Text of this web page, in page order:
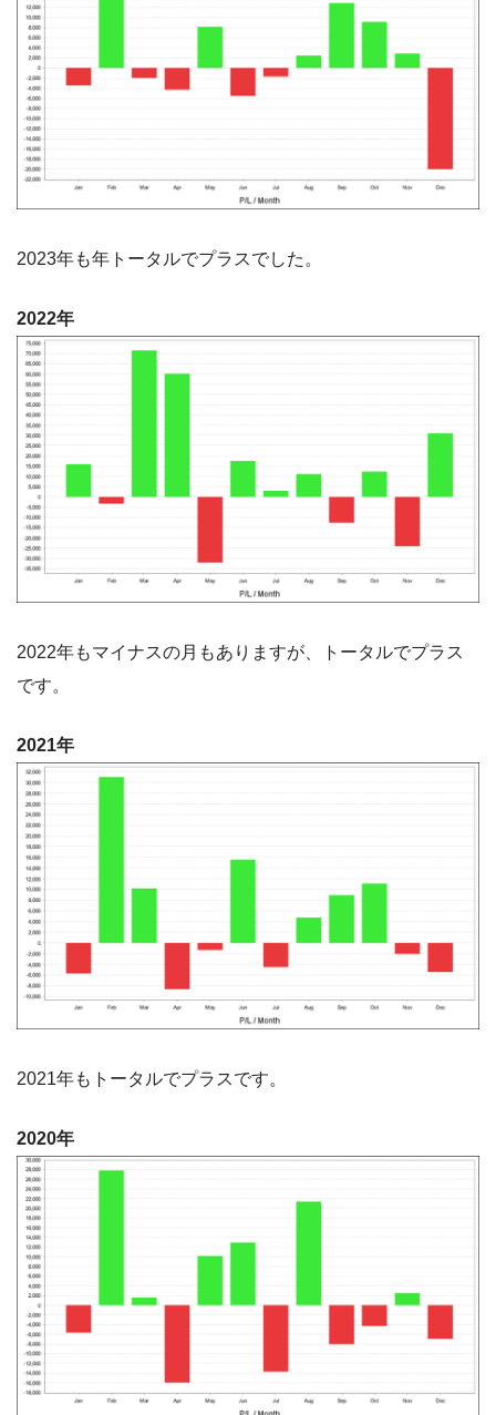
2023年も年トータルでプラスでした。
2022年
2022年もマイナスの月もありますが、トータルでプラス
です。
2021年
2021年もトータルでプラスです。
2020年